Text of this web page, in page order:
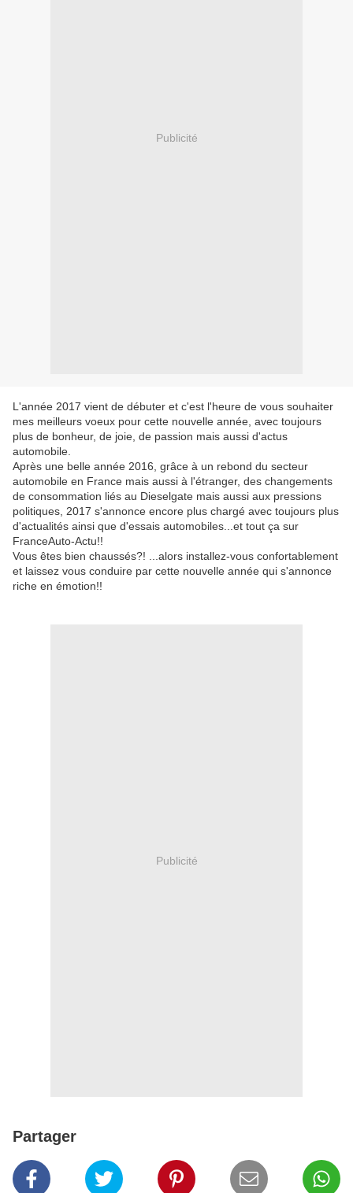
Publicité
L'année 2017 vient de débuter et c'est l'heure de vous souhaiter
mes meilleurs voeux pour cette nouvelle année, avec toujours
plus de bonheur, de joie, de passion mais aussi d'actus
automobile.
Après une belle année 2016, grâce à un rebond du secteur
automobile en France mais aussi à l'étranger, des changements
de consommation liés au Dieselgate mais aussi aux pressions
politiques, 2017 s'annonce encore plus chargé avec toujours plus
d'actualités ainsi que d'essais automobiles...et tout ça sur
FranceAuto-Actu!!
Vous êtes bien chaussés?! ...alors installez-vous confortablement
et laissez vous conduire par cette nouvelle année qui s'annonce
riche en émotion!!
Publicité
Partager